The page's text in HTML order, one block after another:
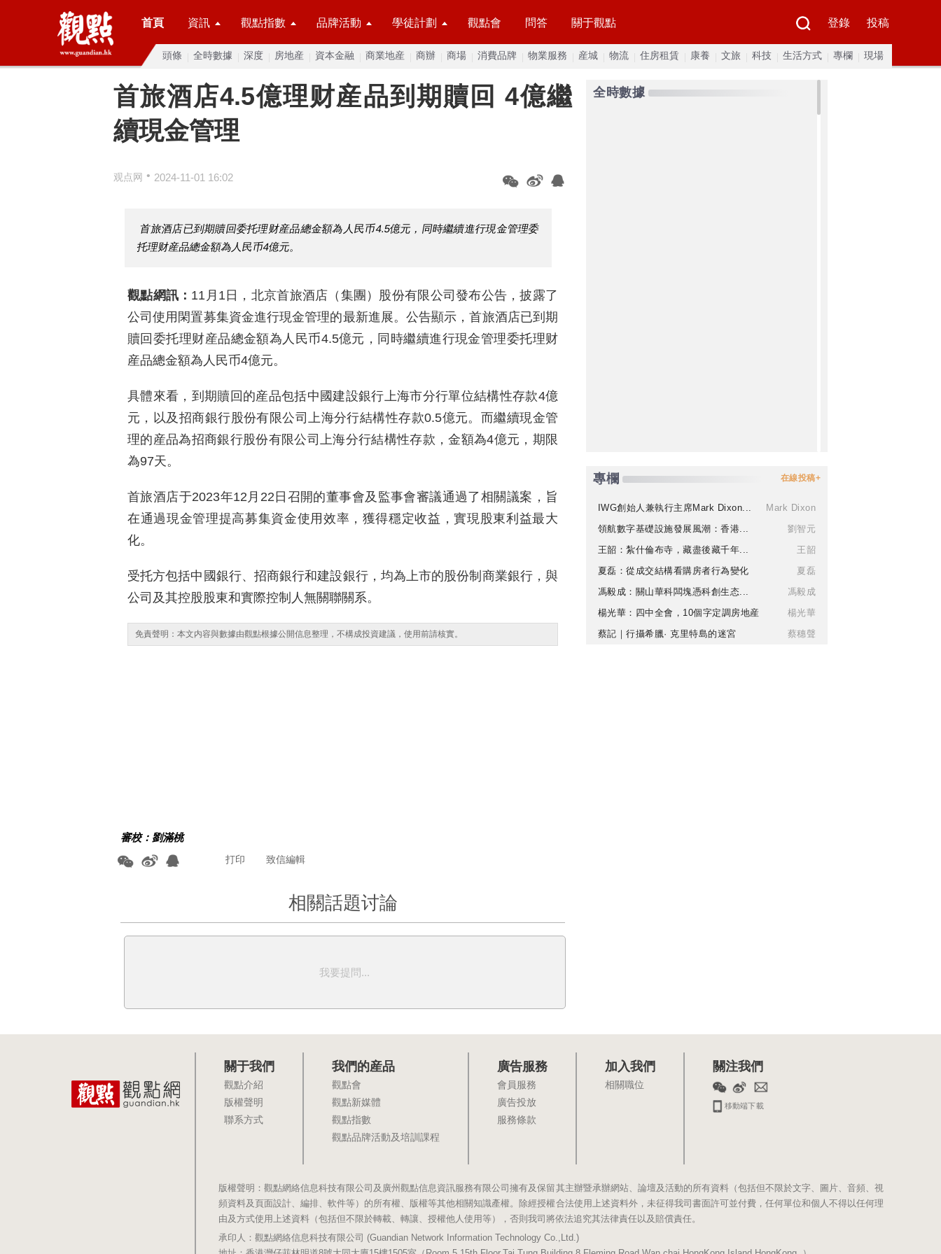
首頁 資訊 觀點指數 品牌活動 學徒計劃 觀點會 問答 關于觀點 登錄 投稿
頭條 全時數據 深度 房地産 資本金融 商業地産 商辦 商場 消費品牌 物業服務 産城 物流 住房租賃 康養 文旅 科技 生活方式 專欄 現場
首旅酒店4.5億理财産品到期贖回 4億繼
續現金管理
观点网 • 2024-11-01 16:02
首旅酒店已到期贖回委托理财産品總金額為人民币4.5億元，同時繼續進行現金管理委
托理财産品總金額為人民币4億元。
觀點網訊： 11月1日，北京首旅酒店（集團）股份有限公司發布公告，披露了
公司使用閑置募集資金進行現金管理的最新進展。公告顯示，首旅酒店已到期
贖回委托理财産品總金額為人民币4.5億元，同時繼續進行現金管理委托理财
産品總金額為人民币4億元。
具體來看，到期贖回的産品包括中國建設銀行上海市分行單位結構性存款4億
元，以及招商銀行股份有限公司上海分行結構性存款0.5億元。而繼續現金管
理的産品為招商銀行股份有限公司上海分行結構性存款，金額為4億元，期限
為97天。
首旅酒店于2023年12月22日召開的董事會及監事會審議通過了相關議案，旨
在通過現金管理提高募集資金使用效率，獲得穩定收益，實現股東利益最大
化。
受托方包括中國銀行、招商銀行和建設銀行，均為上市的股份制商業銀行，與
公司及其控股股東和實際控制人無關聯關系。
免責聲明：本文内容與數據由觀點根據公開信息整理，不構成投資建議，使用前請核實。
審校：劉滿桃
致信編輯
打印
相關話題讨論
我要提問...
全時數據
專欄 在線投稿+
IWG創始人兼執行主席Mark Dixon...
Mark Dixon
領航數字基礎設施發展風潮：香港...
劉智元
王韶：紮什倫布寺，藏盡後藏千年...
王韶
夏磊：從成交結構看購房者行為變化
夏磊
馮毅成：關山華科闆塊憑科創生态...
馮毅成
楊光華：四中全會，10個字定調房地産
楊光華
蔡記｜行攝希臘· 克里特島的迷宮
蔡穗聲
關于我們
觀點介紹
版權聲明
聯系方式
我們的産品
觀點會
觀點新媒體
觀點指數
觀點品牌活動及培訓課程
廣告服務
會員服務
廣告投放
服務條款
加入我們
相關職位
關注我們
移動端下載
版權聲明：觀點網絡信息科技有限公司及廣州觀點信息資訊服務有限公司擁有及保留其主辦暨承辦網站、論壇及活動的所有資料（包括但不限於文字、圖片、音頻、視
頻資料及頁面設計、編排、軟件等）的所有權、版權等其他相關知識產權。除經授權合法使用上述資料外，未征得我司書面許可並付費，任何單位和個人不得以任何理
由及方式使用上述資料（包括但不限於轉載、轉讓、授權他人使用等），否則我司將依法追究其法律責任以及賠償責任。
承印人：觀點網絡信息科技有限公司 (Guandian Network Information Technology Co.,Ltd.)